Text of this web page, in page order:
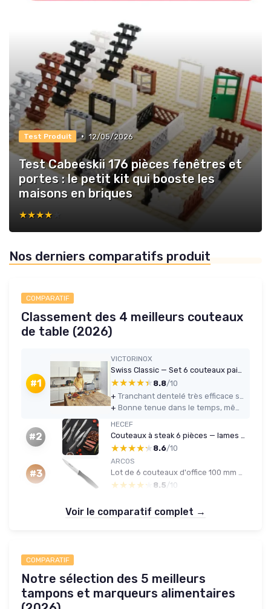
Test Produit • 12/05/2026
Test Cabeeskii 176 pièces fenêtres et
portes : le petit kit qui booste les
maisons en briques
★★★★★
★★★★★
Nos derniers comparatifs produit
COMPARATIF
Classement des 4 meilleurs couteaux
de table (2026)
#1
VICTORINOX
Swiss Classic — Set 6 couteaux pain 11 cm, inox noir
★★★★★
★★★★★ 8.8/10
+
Tranchant dentelé très efficace sur le pain, les tomates et la plupart des aliments du quotidien
+
Bonne tenue dans le temps, même avec un passage régulier au lave-vaisselle
#2
HECEF
★★★★★
★★★★★ 8.6/10
#3
ARCOS
★★★★★
★★★★★ 8.5 /10
Voir le comparatif complet →
COMPARATIF
Notre sélection des 5 meilleurs
tampons et marqueurs alimentaires